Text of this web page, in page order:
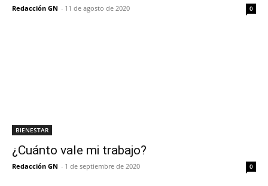
Redacción GN - 11 de agosto de 2020 0
BIENESTAR
¿Cuánto vale mi trabajo?
Redacción GN - 1 de septiembre de 2020 0